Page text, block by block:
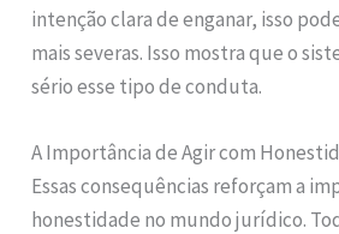
intenção clara de enganar, isso
mais severas. Isso mostra que o
sério esse tipo de conduta.
A Importância de Agir com
Essas consequências reforçam a
honestidade no mundo jurídico.